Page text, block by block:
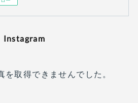
Instagram
取得できませんでした。